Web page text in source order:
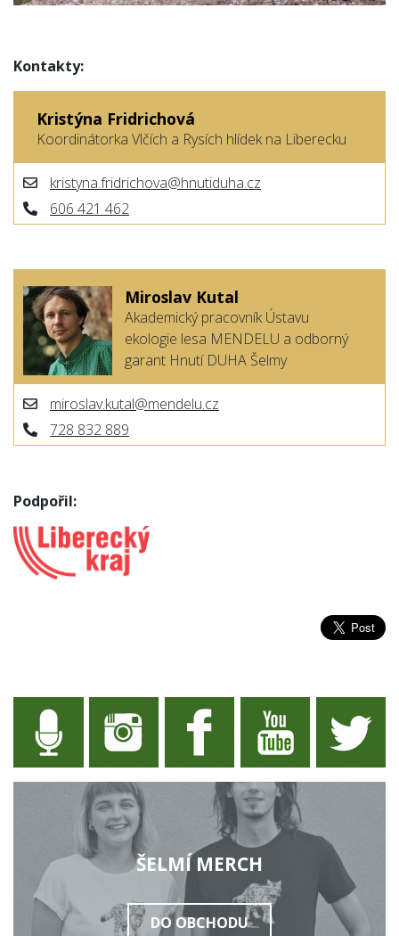
Kontakty:
Kristýna Fridrichová
Koordinátorka Vlčích a Rysích hlídek na Liberecku
kristyna.fridrichova@hnutiduha.cz
606 421 462
Miroslav Kutal
Akademický pracovník Ústavu
ekologie lesa MENDELU a odborný
garant Hnutí DUHA Šelmy
miroslav.kutal@mendelu.cz
728 832 889
Podpořil:
ŠELMÍ MERCH
DO OBCHODU